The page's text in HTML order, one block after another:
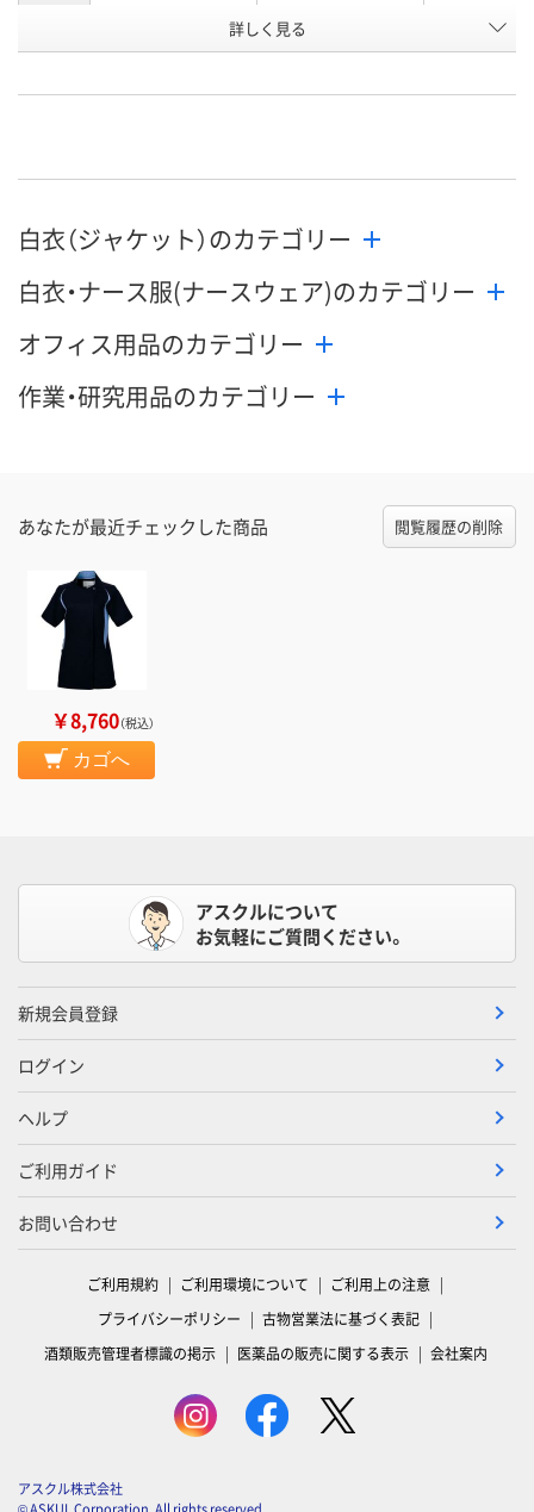
ネイビー×ブルー ローズ×ネ
号
お届け日 8月25日（火）まで 8月25日（火）まで
数量
カゴへ
数量
カゴへ
販売停止中で
詳しく見る
白衣（ジャケット）のカテゴリー
白衣・ナース服(ナースウェア)のカテゴリー
オフィス用品のカテゴリー
作業・研究用品のカテゴリー
あなたが最近チェックした商品 閲覧履歴の削除
￥8,760（税込）
カゴへ
アスクルについて
お気軽にご質問ください。
新規会員登録
ログイン
ヘルプ
ご利用ガイド
お問い合わせ
ご利用規約 ご利用環境について
ご利用上の注意
プライバシーポリシー
古物営業法に基づく表記
酒類販売管理者標識の掲示
医薬品の販売に関する表示 会社案内
アスクル株式会社
© ASKUL Corporation. All rights reserved.